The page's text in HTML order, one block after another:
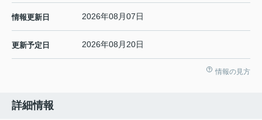
情報更新日 2026年08月07日
更新予定日 2026年08月20日
情報の見方
詳細情報